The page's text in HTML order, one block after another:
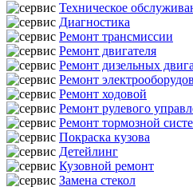
Техническое
Диагностика
Ремонт трансмиссии
Ремонт двигателя
Ремонт дизельных
Ремонт
Ремонт ходовой
Ремонт рулевого
Ремонт тормозной
Покраска кузова
Детейлинг
Кузовной ремонт
Замена стекол